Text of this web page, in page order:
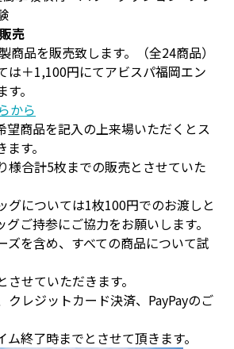
売
商品を販売致します。（全24商品）
は＋1,100円にてアビスパ福岡エン
。
から
望商品を記入の上来場いただくとス
す。
様合計5枚までの販売とさせていた
については1枚100円でのお渡しと
ご持参にご協力をお願いします。
を含め、すべての商品について試
せていただきます。
レジットカード決済、PayPayのご
終了時までとさせて頂きます。